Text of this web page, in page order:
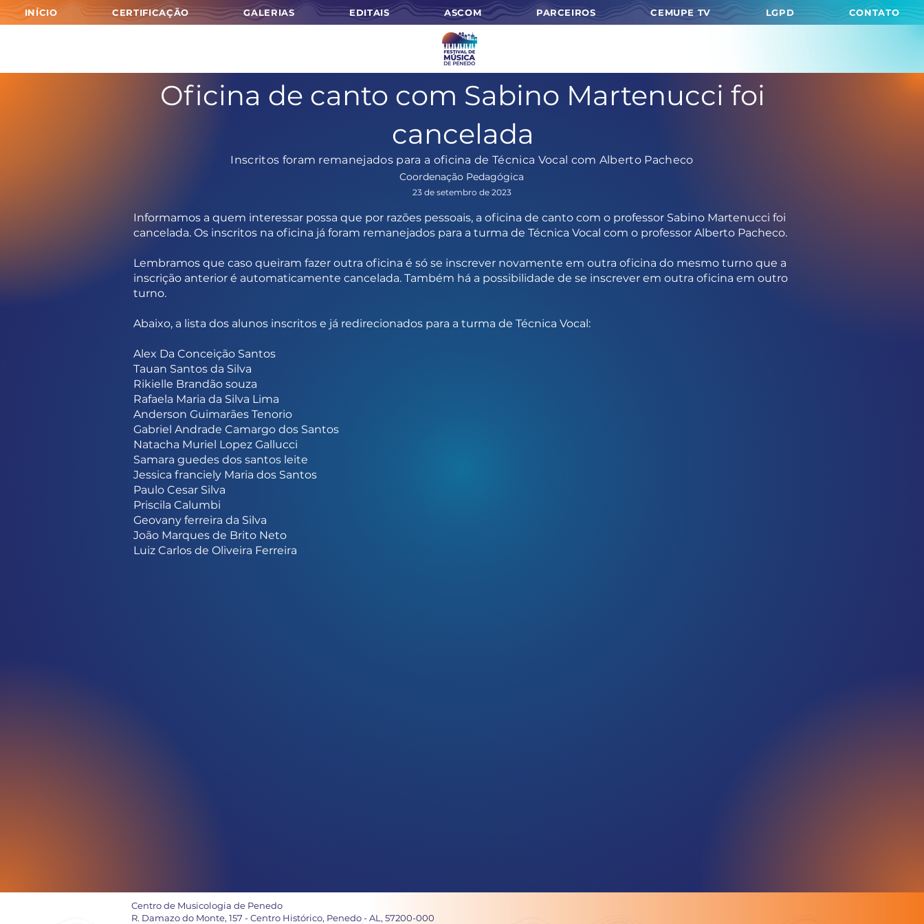
INÍCIO CERTIFICAÇÃO GALERIAS EDITAIS ASCOM PARCEIROS CEMUPE TV LGPD CONTATO
Oficina de canto com Sabino Martenucci foi
cancelada
Inscritos foram remanejados para a oficina de Técnica Vocal com Alberto Pacheco
Coordenação Pedagógica
23 de setembro de 2023
Informamos a quem interessar possa que por razões pessoais, a oficina de canto com o professor Sabino Martenucci foi
cancelada. Os inscritos na oficina já foram remanejados para a turma de Técnica Vocal com o professor Alberto Pacheco.
Lembramos que caso queiram fazer outra oficina é só se inscrever novamente em outra oficina do mesmo turno que a
inscrição anterior é automaticamente cancelada. Também há a possibilidade de se inscrever em outra oficina em outro
turno.
Abaixo, a lista dos alunos inscritos e já redirecionados para a turma de Técnica Vocal:
Alex Da Conceição Santos
Tauan Santos da Silva
Rikielle Brandão souza
Rafaela Maria da Silva Lima
Anderson Guimarães Tenorio
Gabriel Andrade Camargo dos Santos
Natacha Muriel Lopez Gallucci
Samara guedes dos santos leite
Jessica franciely Maria dos Santos
Paulo Cesar Silva
Priscila Calumbi
Geovany ferreira da Silva
João Marques de Brito Neto
Luiz Carlos de Oliveira Ferreira
Centro de Musicologia de Penedo
R. Damazo do Monte, 157 - Centro Histórico, Penedo - AL, 57200-000